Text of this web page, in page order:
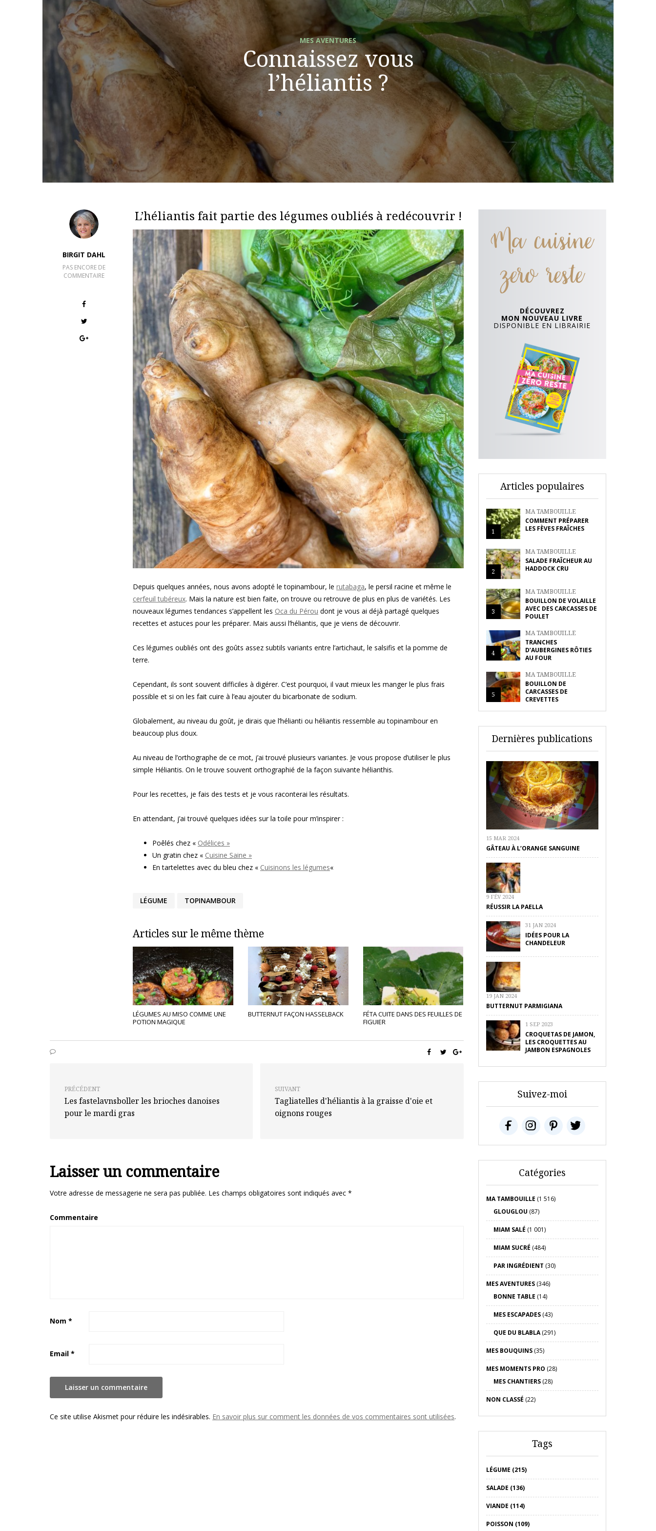
MES AVENTURES
Connaissez vous
l’héliantis ?
BIRGIT DAHL
PAS ENCORE DE
COMMENTAIRE
L’héliantis fait partie des légumes oubliés à redécouvrir !
Depuis quelques années, nous avons adopté le topinambour, le rutabaga, le persil racine et même le
cerfeuil tubéreux. Mais la nature est bien faite, on trouve ou retrouve de plus en plus de variétés. Les
nouveaux légumes tendances s’appellent les Oca du Pérou dont je vous ai déjà partagé quelques
recettes et astuces pour les préparer. Mais aussi l’héliantis, que je viens de découvrir.
Ces légumes oubliés ont des goûts assez subtils variants entre l’artichaut, le salsifis et la pomme de
terre.
Cependant, ils sont souvent difficiles à digérer. C’est pourquoi, il vaut mieux les manger le plus frais
possible et si on les fait cuire à l’eau ajouter du bicarbonate de sodium.
Globalement, au niveau du goût, je dirais que l’hélianti ou héliantis ressemble au topinambour en
beaucoup plus doux.
Au niveau de l’orthographe de ce mot, j’ai trouvé plusieurs variantes. Je vous propose d’utiliser le plus
simple Héliantis. On le trouve souvent orthographié de la façon suivante hélianthis.
Pour les recettes, je fais des tests et je vous raconterai les résultats.
En attendant, j’ai trouvé quelques idées sur la toile pour m’inspirer :
Poêlés chez « Odélices »
Un gratin chez « Cuisine Saine »
En tartelettes avec du bleu chez « Cuisinons les légumes«
LÉGUME TOPINAMBOUR
Articles sur le même thème
LÉGUMES AU MISO COMME UNE
POTION MAGIQUE
BUTTERNUT FAÇON HASSELBACK
FÉTA CUITE DANS DES FEUILLES DE
FIGUIER
PRÉCÉDENT
Les fastelavnsboller les brioches danoises
pour le mardi gras
SUIVANT
Tagliatelles d'héliantis à la graisse d'oie et
oignons rouges
Laisser un commentaire
Votre adresse de messagerie ne sera pas publiée. Les champs obligatoires sont indiqués avec *
Commentaire
Nom *
Email *
Ce site utilise Akismet pour réduire les indésirables. En savoir plus sur comment les données de vos commentaires sont utilisées.
Ma cuisine
zero reste
DÉCOUVREZ
MON NOUVEAU LIVRE
DISPONIBLE EN LIBRAIRIE
Articles populaires
1
MA TAMBOUILLE
COMMENT PRÉPARER
LES FÈVES FRAÎCHES
2
MA TAMBOUILLE
SALADE FRAÎCHEUR AU
HADDOCK CRU
3
MA TAMBOUILLE
BOUILLON DE VOLAILLE
AVEC DES CARCASSES DE
POULET
4
MA TAMBOUILLE
TRANCHES
D’AUBERGINES RÔTIES
AU FOUR
5
MA TAMBOUILLE
BOUILLON DE
CARCASSES DE
CREVETTES
Dernières publications
15 MAR 2024
GÂTEAU À L’ORANGE SANGUINE
9 FÉV 2024
RÉUSSIR LA PAELLA
31 JAN 2024
IDÉES POUR LA
CHANDELEUR
19 JAN 2024
BUTTERNUT PARMIGIANA
1 SEP 2023
CROQUETAS DE JAMON,
LES CROQUETTES AU
JAMBON ESPAGNOLES
Suivez-moi
Catégories
MA TAMBOUILLE (1 516)
GLOUGLOU (87)
MIAM SALÉ (1 001)
MIAM SUCRÉ (484)
PAR INGRÉDIENT (30)
MES AVENTURES(346)
BONNE TABLE (14)
MES ESCAPADES(43)
QUE DU BLABLA(291)
MES BOUQUINS(35)
MES MOMENTS PRO (28)
MES CHANTIERS(28)
NON CLASSÉ (22)
Tags
LÉGUME (215)
SALADE (136)
VIANDE (114)
POISSON (109)